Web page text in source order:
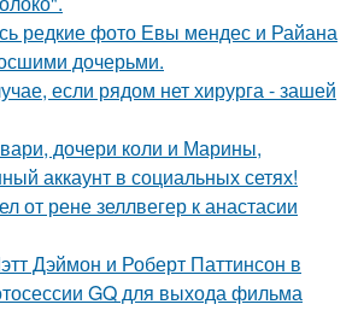
редкие фото Евы мендес и Райана
дочерьми.
если рядом нет хирурга - зашей
дочери коли и Марины,
аккаунт в социальных сетях!
от рене зеллвегер к анастасии
Дэймон и Роберт Паттинсон в
GQ для выхода фильма